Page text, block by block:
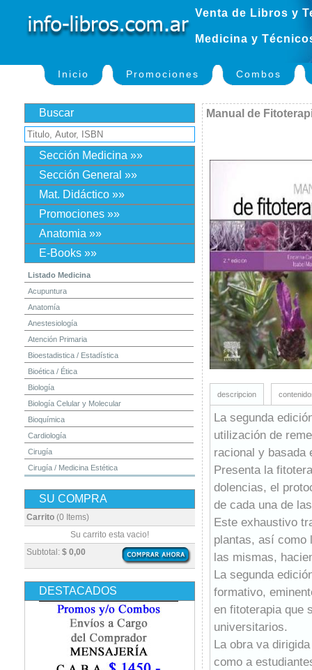
Venta de Libros y
Medicina y
Inicio Promociones Combos
Buscar
Sección Medicina »»
Sección General »»
Mat. Didáctico »»
Promociones »»
Anatomia »»
E-Books »»
Listado Medicina
Acupuntura
Anatomía
Anestesiología
Atención Primaria
Bioestadistica / Estadística
Bioética / Ética
Biología
Biología Celular y Molecular
Bioquímica
Cardiología
Cirugía
Cirugía / Medicina Estética
Dermatología
Diagnóstico por Imagen / Radiología
Embriología
Enfermería
Epidemiología
Farmacia / Farmacología
Fisiatría / Kinesiología
Fisiología / Fisiopatología
SU COMPRA
Carrito (0 Items)
Subtotal: $ 0,00
Su carrito esta vacio!
DESTACADOS
Manual de
descripcion
La segunda
utilización de
racional y basada
Presenta la
dolencias, el
de cada una de
Este exhaustivo
plantas, así como
las mismas,
La segunda
formativo,
en fitoterapia que
universitarios.
La obra va
como a